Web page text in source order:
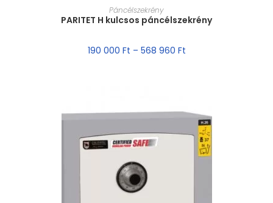
MÉRET VÁLASZTÁSA
Páncélszekrény
PARITET H kulcsos páncélszekrény
190 000 Ft – 568 960 Ft